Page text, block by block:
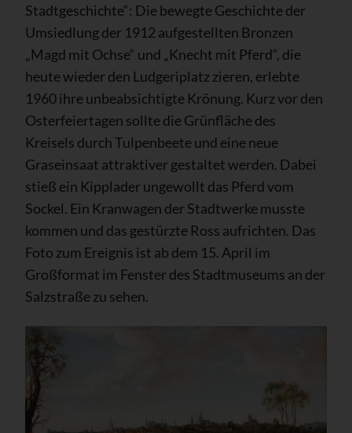
Stadtgeschichte“: Die bewegte Geschichte der
Umsiedlung der 1912 aufgestellten Bronzen
„Magd mit Ochse“ und „Knecht mit Pferd“, die
heute wieder den Ludgeriplatz zieren, erlebte
1960 ihre unbeabsichtigte Krönung. Kurz vor den
Osterfeiertagen sollte die Grünfläche des
Kreisels durch Tulpenbeete und eine neue
Graseinsaat attraktiver gestaltet werden. Dabei
stieß ein Kipplader ungewollt das Pferd vom
Sockel. Ein Kranwagen der Stadtwerke musste
kommen und das gestürzte Ross aufrichten. Das
Foto zum Ereignis ist ab dem 15. April im
Großformat im Fenster des Stadtmuseums an der
Salzstraße zu sehen.